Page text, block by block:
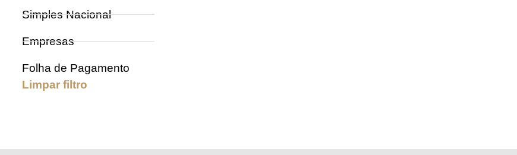
Simples Nacional
Empresas
Folha de Pagamento
Limpar filtro